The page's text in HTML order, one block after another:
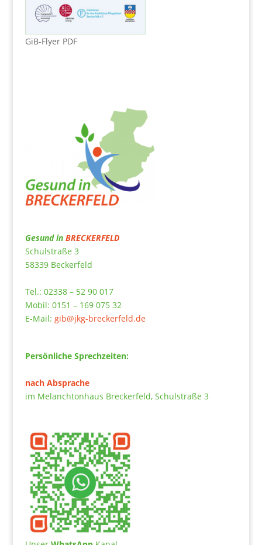
GiB-Flyer PDF
Gesund in BRECKERFELD
Schulstraße 3
58339 Beckerfeld
Tel.: 02338 – 52 90 017
Mobil: 0151 – 169 075 32
E-Mail: gib@jkg-breckerfeld.de
Persönliche Sprechzeiten:
nach Absprache
im Melanchtonhaus Breckerfeld, Schulstraße 3